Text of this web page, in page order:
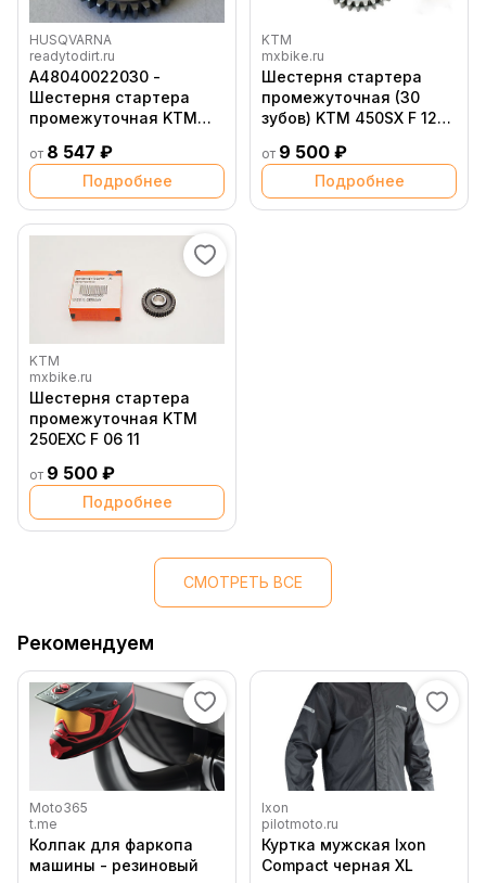
HUSQVARNA
readytodirt.ru
A48040022030 -
Шестерня стартера
промежуточная KTM
EXC450 500F (2024
2025), Husqvarna FC450
(2023 2025), FE450 501
(2024 2025)
от 8 547 ₽
Подробнее
KTM
mxbike.ru
Шестерня стартера
промежуточная (30
зубов) KTM 450SX F 12
Husqvarna FC450 14 15;
FE450 501 14 16
от 9 500 ₽
Подробнее
KTM
mxbike.ru
Шестерня стартера
промежуточная KTM
250EXC F 06 11
от 9 500 ₽
Подробнее
СМОТРЕТЬ ВСЕ
Рекомендуем
Moto365
t.me
Колпак для фаркопа
машины - резиновый
Ixon
pilotmoto.ru
Куртка мужская Ixon
Compact черная XL